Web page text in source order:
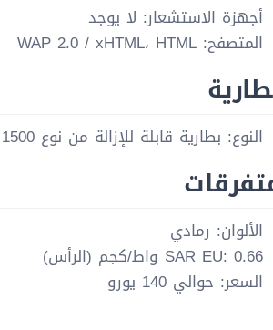
أجهزة الاستشعار: لا يوجد
المتصفح: WAP 2.0 / xHTML، HTML
النوع: بطارية قابلة للإزالة من نوع Li-Ion 1500 مللي أمبير
الألوان: رمادي
SAR EU: 0.66 واط/كجم (الرأس)
السعر: حوالي 140 يورو